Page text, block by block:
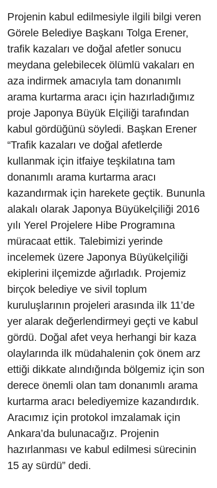
Projenin kabul edilmesiyle ilgili bilgi veren
Görele Belediye Başkanı Tolga Erener,
trafik kazaları ve doğal afetler sonucu
meydana gelebilecek ölümlü vakaları en
aza indirmek amacıyla tam donanımlı
arama kurtarma aracı için hazırladığımız
proje Japonya Büyük Elçiliği tarafından
kabul gördüğünü söyledi. Başkan Erener
“Trafik kazaları ve doğal afetlerde
kullanmak için itfaiye teşkilatına tam
donanımlı arama kurtarma aracı
kazandırmak için harekete geçtik. Bununla
alakalı olarak Japonya Büyükelçiliği 2016
yılı Yerel Projelere Hibe Programına
müracaat ettik. Talebimizi yerinde
incelemek üzere Japonya Büyükelçiliği
ekiplerini ilçemizde ağırladık. Projemiz
birçok belediye ve sivil toplum
kuruluşlarının projeleri arasında ilk 11’de
yer alarak değerlendirmeyi geçti ve kabul
gördü. Doğal afet veya herhangi bir kaza
olaylarında ilk müdahalenin çok önem arz
ettiği dikkate alındığında bölgemiz için son
derece önemli olan tam donanımlı arama
kurtarma aracı belediyemize kazandırdık.
Aracımız için protokol imzalamak için
Ankara’da bulunacağız. Projenin
hazırlanması ve kabul edilmesi sürecinin
15 ay sürdü” dedi.